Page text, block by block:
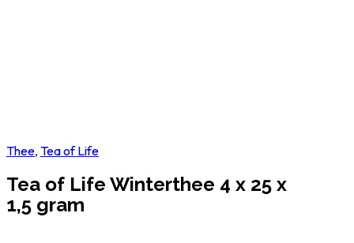
Thee, Tea of Life
Tea of Life Winterthee 4 x 25 x
1,5 gram